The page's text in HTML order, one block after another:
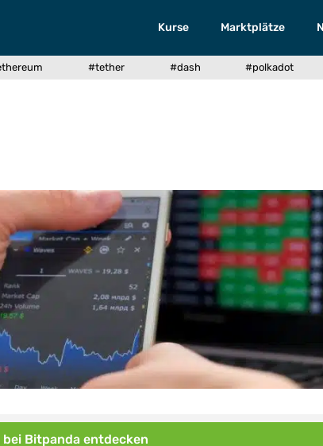
Kurse Marktplätze
#tether #dash #polkadot
Bitpanda entdecken